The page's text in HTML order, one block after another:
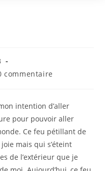
commentaire
intention d’aller
pour pouvoir aller
Ce feu pétillant de
mais qui s’éteint
de l’extérieur que je